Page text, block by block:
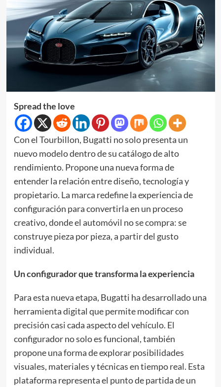
Spread the love
Con el Tourbillon, Bugatti no solo presenta un
nuevo modelo dentro de su catálogo de alto
rendimiento. Propone una nueva forma de
entender la relación entre diseño, tecnología y
propietario. La marca redefine la experiencia de
configuración para convertirla en un proceso
creativo, donde el automóvil no se compra: se
construye pieza por pieza, a partir del gusto
individual.
Un configurador que transforma la experiencia
Para esta nueva etapa, Bugatti ha desarrollado una
herramienta digital que permite modificar con
precisión casi cada aspecto del vehículo. El
configurador no solo es funcional, también
propone una forma de explorar posibilidades
visuales, materiales y técnicas en tiempo real. Esta
plataforma representa el punto de partida de un